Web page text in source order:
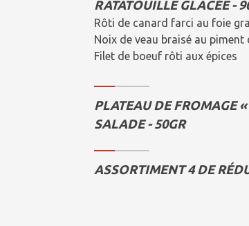
RATATOUILLE GLACÉE -
Rôti de canard farci au foie
Noix de veau braisé au piment
Filet de boeuf rôti aux épices
PLATEAU DE FROMAGE
SALADE - 50GR
ASSORTIMENT 4 DE